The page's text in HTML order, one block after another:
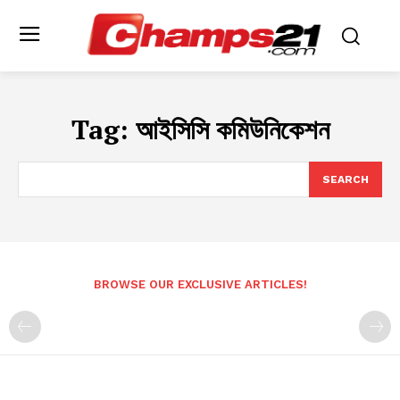
Tag: আইসিসি কমিউনিকেশন
SEARCH
BROWSE OUR EXCLUSIVE ARTICLES!